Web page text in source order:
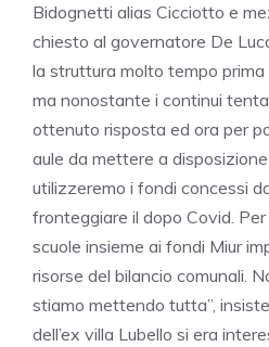
Bidognetti alias Cicciotto e
chiesto al governatore De
la struttura molto tempo
ma nonostante i continui
ottenuto risposta ed ora per
aule da mettere a
utilizzeremo i fondi concessi
fronteggiare il dopo Covid.
scuole insieme ai fondi Miur
risorse del bilancio comunali.
stiamo mettendo tutta”,
dell’ex villa Lubello si era